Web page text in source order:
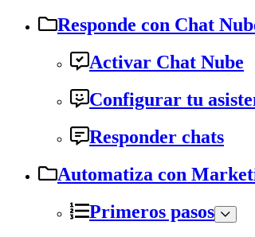
Responde con Chat
Activar Chat Nube
Configurar tu
Responder chats
Automatiza con
Primeros pasos